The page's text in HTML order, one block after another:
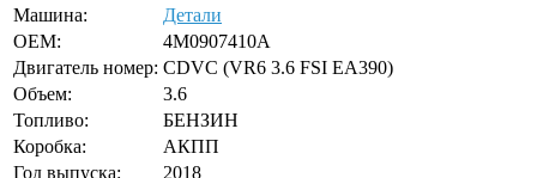
Машина:
Детали
OEM:
4M0907410A
Двигатель номер: CDVC (VR6 3.6 FSI EA390)
Объем:
3.6
Топливо:
БЕНЗИН
Коробка:
АКПП
Год выпуска:
2018